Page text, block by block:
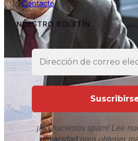
Contacto
NUESTRO BOLETÍN
¡No hacemos spam! Lee
privacidadpara obtener